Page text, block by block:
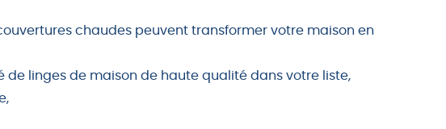
chaudes peuvent transformer votre maison en
de linges de maison de haute qualité dans votre liste,